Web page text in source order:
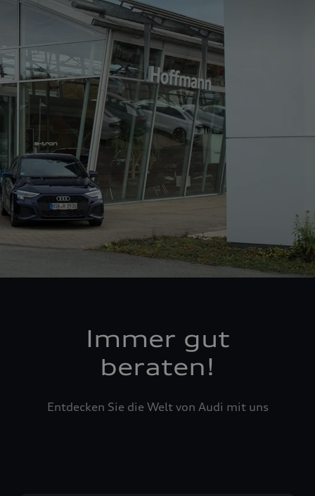
Immer gut
beraten!
Entdecken Sie die Welt von Audi mit uns